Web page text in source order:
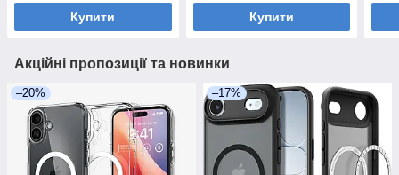
Купити Купити
Акційні пропозиції та новинки
–20% –17%